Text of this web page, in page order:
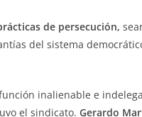
de persecución,
del sistema
inalienable e
el sindicato. Gerardo